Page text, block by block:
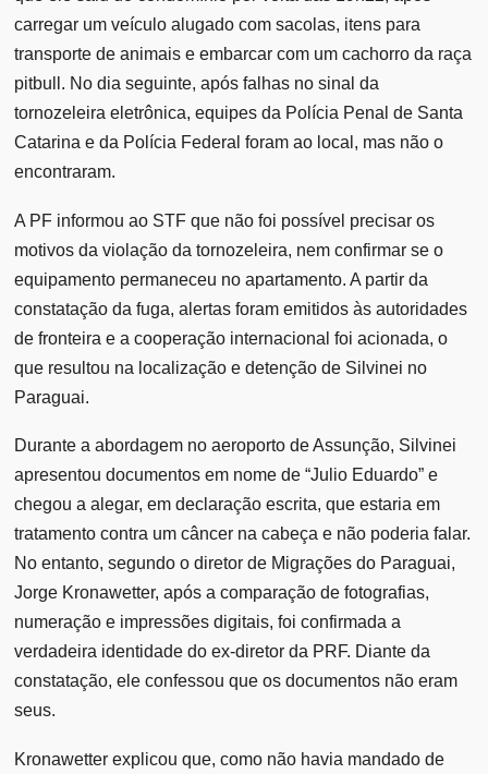
carregar um veículo alugado com sacolas, itens para
transporte de animais e embarcar com um cachorro da raça
pitbull. No dia seguinte, após falhas no sinal da
tornozeleira eletrônica, equipes da Polícia Penal de Santa
Catarina e da Polícia Federal foram ao local, mas não o
encontraram.
A PF informou ao STF que não foi possível precisar os
motivos da violação da tornozeleira, nem confirmar se o
equipamento permaneceu no apartamento. A partir da
constatação da fuga, alertas foram emitidos às autoridades
de fronteira e a cooperação internacional foi acionada, o
que resultou na localização e detenção de Silvinei no
Paraguai.
Durante a abordagem no aeroporto de Assunção, Silvinei
apresentou documentos em nome de “Julio Eduardo” e
chegou a alegar, em declaração escrita, que estaria em
tratamento contra um câncer na cabeça e não poderia falar.
No entanto, segundo o diretor de Migrações do Paraguai,
Jorge Kronawetter, após a comparação de fotografias,
numeração e impressões digitais, foi confirmada a
verdadeira identidade do ex-diretor da PRF. Diante da
constatação, ele confessou que os documentos não eram
seus.
Kronawetter explicou que, como não havia mandado de